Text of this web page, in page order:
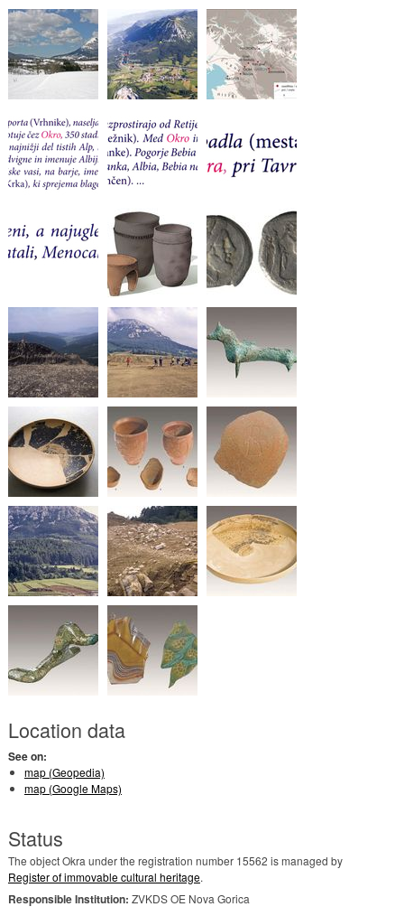
Location data
See on:
map (Geopedia)
map (Google Maps)
Status
The object Okra under the registration number 15562 is managed by
Register of immovable cultural heritage.
Responsible Institution: ZVKDS OE Nova Gorica